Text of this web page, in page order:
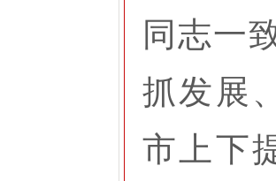
同志一
抓发展
市上下